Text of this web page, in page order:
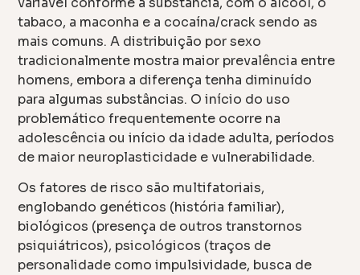
tabaco, a maconha e a cocaína/crack sendo as
mais comuns. A distribuição por sexo
tradicionalmente mostra maior prevalência entre
homens, embora a diferença tenha diminuído
para algumas substâncias. O início do uso
problemático frequentemente ocorre na
adolescência ou início da idade adulta, períodos
de maior neuroplasticidade e vulnerabilidade.
Os fatores de risco são multifatoriais,
englobando genéticos (história familiar),
biológicos (presença de outros transtornos
psiquiátricos), psicológicos (traços de
personalidade como impulsividade, busca de